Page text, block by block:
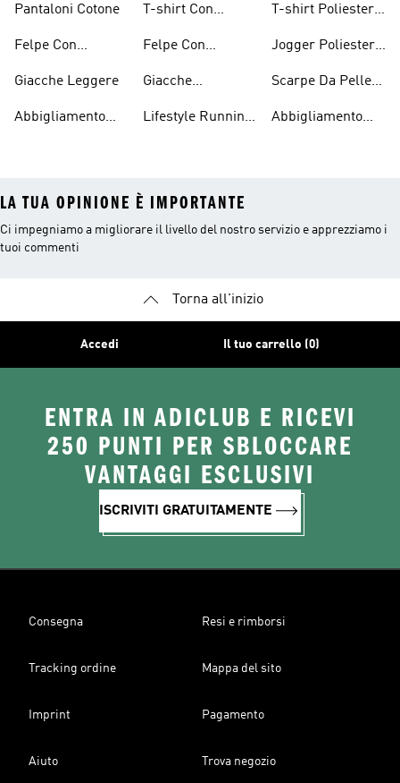
Pantaloni Cotone
Felpe Con
Giacche Leggere
Abbigliamento
T-shirt Con
Bambino
Felpe Con
Leggere
Giacche
Lifestyle Running
T-shirt Poliestere
Jogger Poliestere
Scarpe Da Pelle
Abbigliamento
LA TUA OPINIONE È IMPORTANTE
Ci impegniamo a migliorare il livello del nostro servizio e apprezziamo i
tuoi commenti
Torna all'inizio
Accedi Il tuo carrello (0)
ENTRA IN ADICLUB E RICEVI
250 PUNTI PER SBLOCCARE
VANTAGGI ESCLUSIVI
ISCRIVITI GRATUITAMENTE
Consegna Resi e rimborsi
Tracking ordine Mappa del sito
Imprint Pagamento
Aiuto Trova negozio